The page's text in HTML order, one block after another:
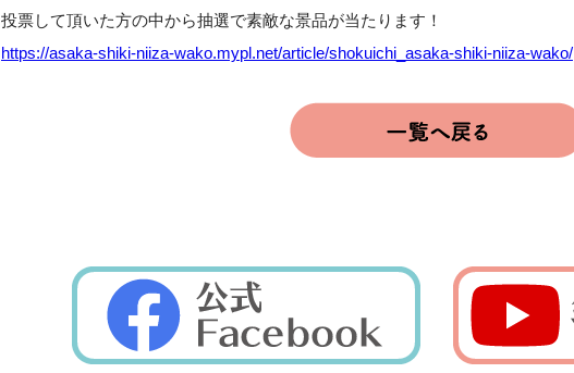
投票して頂いた方の中から抽選で素敵な景品が当たります！
https://asaka-shiki-niiza-wako.mypl.net/article/shokuichi_asaka-shiki-niiza-wako/